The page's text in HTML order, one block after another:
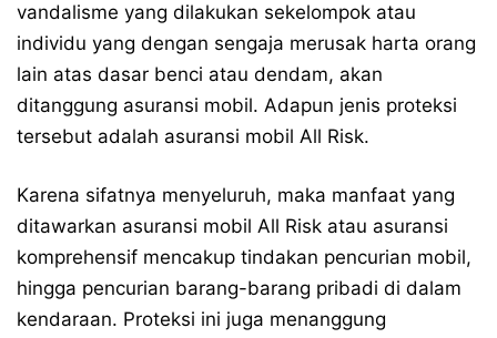
vandalisme yang dilakukan sekelompok atau
individu yang dengan sengaja merusak harta orang
lain atas dasar benci atau dendam, akan
ditanggung asuransi mobil. Adapun jenis proteksi
tersebut adalah asuransi mobil All Risk.
Karena sifatnya menyeluruh, maka manfaat yang
ditawarkan asuransi mobil All Risk atau asuransi
komprehensif mencakup tindakan pencurian mobil,
hingga pencurian barang-barang pribadi di dalam
kendaraan. Proteksi ini juga menanggung